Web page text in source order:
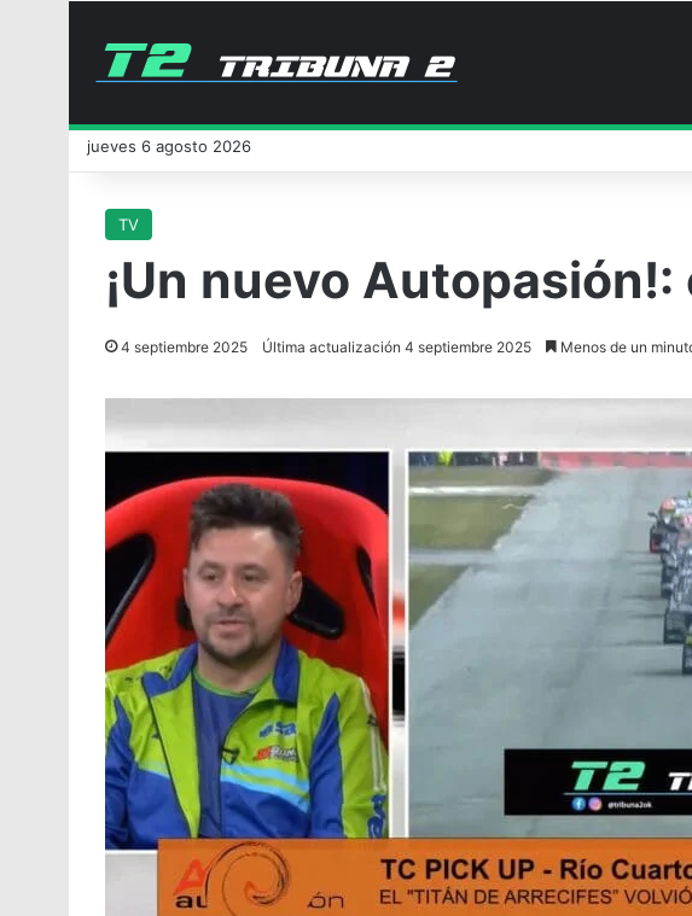
jueves 6 agosto 2026
TV
¡Un nuevo
4 septiembre 2025 Última actualización 4 septiembre 2025 Menos de un